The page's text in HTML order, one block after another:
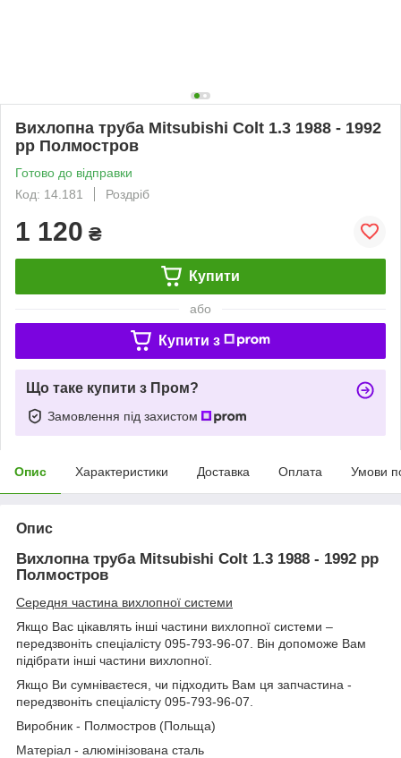
Вихлопна труба Mitsubishi Colt 1.3 1988 - 1992
рр Полмостров
Готово до відправки
Код: 14.181
Роздріб
1 120 ₴
Купити
або
Купити з
Що таке купити з Пром?
Замовлення під захистом
Опис Характеристики Доставка Оплата Умови
Опис
Вихлопна труба Mitsubishi Colt 1.3 1988 - 1992 рр
Полмостров
Середня частина вихлопної системи
Якщо Вас цікавлять інші частини вихлопної системи –
передзвоніть спеціалісту 095-793-96-07. Він допоможе Вам
підібрати інші частини вихлопної.
Якщо Ви сумніваєтеся, чи підходить Вам ця запчастина -
передзвоніть спеціалісту 095-793-96-07.
Виробник - Полмостров (Польща)
Матеріал - алюмінізована сталь